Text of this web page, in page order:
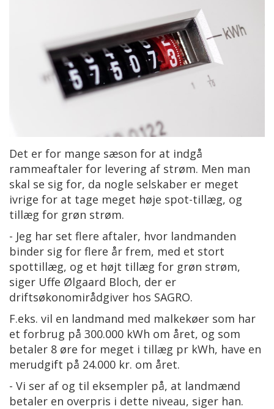
Det er for mange sæson for at indgå
rammeaftaler for levering af strøm. Men man
skal se sig for, da nogle selskaber er meget
ivrige for at tage meget høje spot-tillæg, og
tillæg for grøn strøm.
- Jeg har set flere aftaler, hvor landmanden
binder sig for flere år frem, med et stort
spottillæg, og et højt tillæg for grøn strøm,
siger Uffe Ølgaard Bloch, der er
driftsøkonomirådgiver hos SAGRO.
F.eks. vil en landmand med malkekøer som har
et forbrug på 300.000 kWh om året, og som
betaler 8 øre for meget i tillæg pr kWh, have en
merudgift på 24.000 kr. om året.
- Vi ser af og til eksempler på, at landmænd
betaler en overpris i dette niveau, siger han.